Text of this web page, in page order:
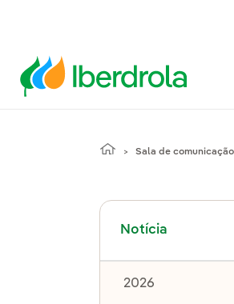
Sala de comunicação
Notícia
Alternar
2026